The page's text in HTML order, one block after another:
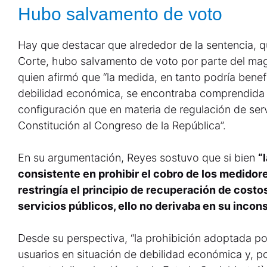
Hubo salvamento de voto
Hay que destacar que alrededor de la sentencia,
Corte, hubo salvamento de voto por parte del
quien afirmó que “la medida, en tanto podría
debilidad económica, se encontraba
configuración que en materia de regulación de
Constitución al Congreso de la República”.
En su argumentación, Reyes sostuvo que si bien
consistente en prohibir el cobro de los
restringía el principio de recuperación de
servicios públicos, ello no derivaba en su
Desde su perspectiva, “la prohibición adoptada
usuarios en situación de debilidad económica y,